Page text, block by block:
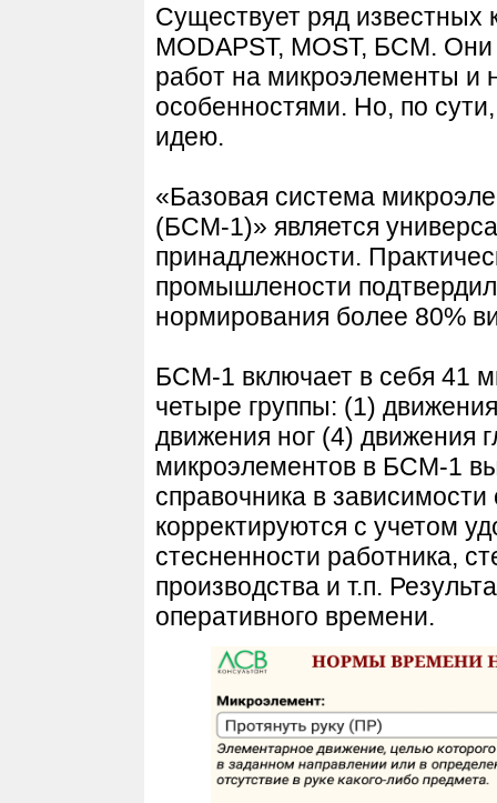
Существует ряд
MODAPST, MOST, БСМ.
работ на микроэлементы и
особенностями. Но, по
идею.
«Базовая система
(БСМ-1)» является
принадлежности.
промышлености
нормирования более 80%
БСМ-1 включает в себя 41
четыре группы: (1)
движения ног (4) движения
микроэлементов в БСМ-1
справочника в
корректируются с учетом
стесненности работника,
производства и т.п.
оперативного времени.